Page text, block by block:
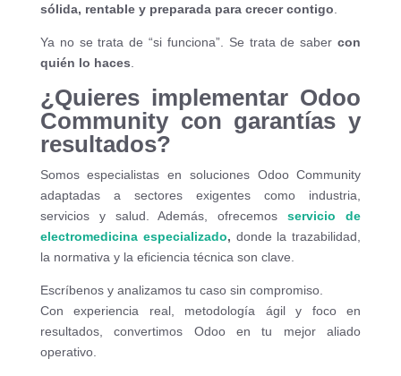
sólida, rentable y preparada para crecer contigo
Ya no se trata de “si funciona”. Se trata de sabercon
quién lo haces
¿Quieres implementar Odoo
Community con garantías y
resultados?
Somos especialistas en soluciones Odoo Community
adaptadas a sectores exigentes como industria,
servicios y salud. Además, ofrecemosservicio de
electromedicina especializado, donde la trazabilidad,
la normativa y la eficiencia técnica son clave.
Escríbenos y analizamos tu caso sin compromiso.
Con experiencia real, metodología ágil y foco en
resultados, convertimos Odoo en tu mejor aliado
operativo.